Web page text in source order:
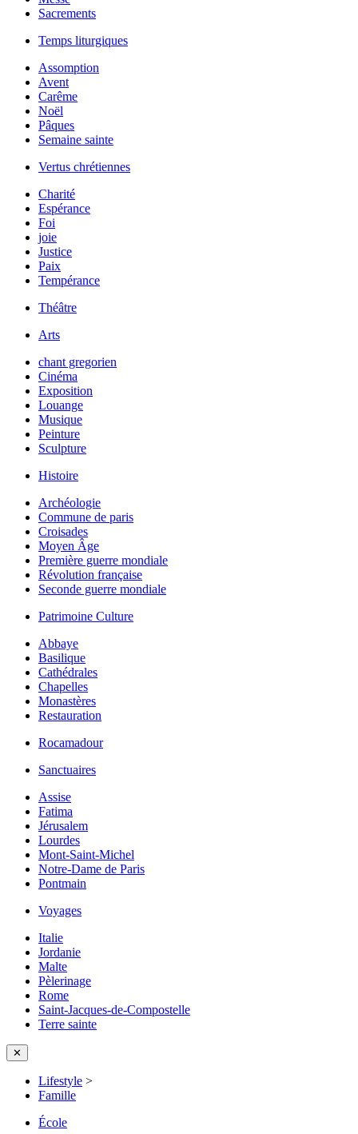
Sacrements
Temps liturgiques
Assomption
Avent
Carême
Noël
Pâques
Semaine sainte
Vertus chrétiennes
Charité
Espérance
Foi
joie
Justice
Paix
Tempérance
Théâtre
Arts
chant gregorien
Cinéma
Exposition
Louange
Musique
Peinture
Sculpture
Histoire
Archéologie
Commune de paris
Croisades
Moyen Âge
Première guerre mondiale
Révolution française
Seconde guerre mondiale
Patrimoine Culture
Abbaye
Basilique
Cathédrales
Chapelles
Monastères
Restauration
Rocamadour
Sanctuaires
Assise
Fatima
Jérusalem
Lourdes
Mont-Saint-Michel
Notre-Dame de Paris
Pontmain
Voyages
Italie
Jordanie
Malte
Pèlerinage
Rome
Saint-Jacques-de-Compostelle
Terre sainte
✕
Lifestyle >
Famille
École